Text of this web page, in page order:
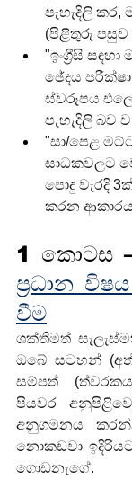
පැහැදිලි කර,
(පිළිතුරු
"ඉංග්‍රීසි
ඡේදය
ස්වරූපය
පැහැදිලි බව
"සා/පෙළ
සාධකවලට
පොදු වැරදි
කරන
1 කොටස
ප්‍රධාන
වීම
ශක්තිමත්
ඔබේ සටහන්
සම්පත්
පියවර
අනුගමනය
නොකඩවා
ගොඩනැගේ.